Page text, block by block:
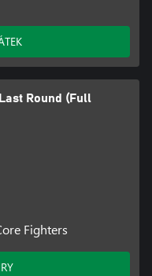
Round (Full
Fighters